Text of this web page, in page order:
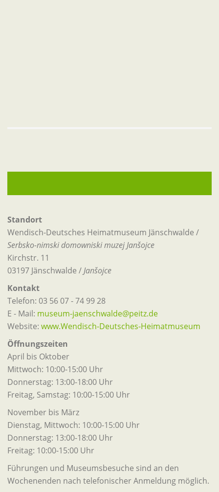
Standort
Wendisch-Deutsches Heimatmuseum Jänschwalde /
Serbsko-nimski domowniski muzej Janšojce
Kirchstr. 11
03197 Jänschwalde /Janšojce
Kontakt
Telefon: 03 56 07 - 74 99 28
E - Mail: museum-jaenschwalde@peitz.de
Website: www.Wendisch-Deutsches-Heimatmuseum
Öffnungszeiten
April bis Oktober
Mittwoch: 10:00-15:00 Uhr
Donnerstag: 13:00-18:00 Uhr
Freitag, Samstag: 10:00-15:00 Uhr
November bis März
Dienstag, Mittwoch: 10:00-15:00 Uhr
Donnerstag: 13:00-18:00 Uhr
Freitag: 10:00-15:00 Uhr
Führungen und Museumsbesuche sind an den
Wochenenden nach telefonischer Anmeldung möglich.